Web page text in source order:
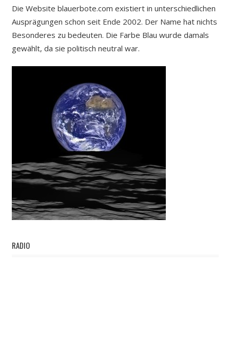
Die Website blauerbote.com existiert in unterschiedlichen
Ausprägungen schon seit Ende 2002. Der Name hat nichts
Besonderes zu bedeuten. Die Farbe Blau wurde damals
gewählt, da sie politisch neutral war.
RADIO